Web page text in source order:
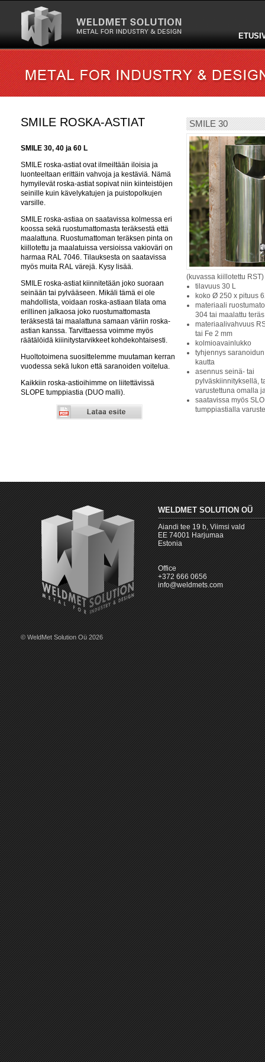
SMILE ROSKA-ASTIAT
SMILE 30, 40 ja 60 L
SMILE roska-astiat ovat ilmeiltään iloisia ja
luonteeltaan erittäin vahvoja ja kestäviä. Nämä
hymyilevät roska-astiat sopivat niin kiinteistöjen
seinille kuin kävelykatujen ja puistopolkujen
varsille.
SMILE roska-astiaa on saatavissa kolmessa eri
koossa sekä ruostumattomasta teräksestä että
maalattuna. Ruostumattoman teräksen pinta on
kiillotettu ja maalatuissa versioissa vakioväri on
harmaa RAL 7046. Tilauksesta on saatavissa
myös muita RAL värejä. Kysy lisää.
SMILE roska-astiat kiinnitetään joko suoraan
seinään tai pylvääseen. Mikäli tämä ei ole
mahdollista, voidaan roska-astiaan tilata oma
erillinen jalkaosa joko ruostumattomasta
teräksestä tai maalattuna samaan väriin roska-
astian kanssa. Tarvittaessa voimme myös
räätälöidä kiiinitystarvikkeet kohdekohtaisesti.
Huoltotoimena suosittelemme muutaman kerran
vuodessa sekä lukon että saranoiden voitelua.
Kaikkiin roska-astioihimme on liitettävissä
SLOPE tumppiastia (DUO malli).
SMILE 30
(kuvassa kiillotettu RST)
tilavuus 30 L
koko Ø 250 x pituus
materiaali
304 tai maalattu teräs
materiaalivahvuus
tai Fe 2 mm
kolmioavainlukko
tyhjennys
kautta
asennus seinä- tai
pylväskiinnityksellä,
varustettuna omalla
saatavissa myös
tumppiastialla
WELDMET SOLUTION OÜ
Aiandi tee 19 b, Viimsi vald
EE 74001 Harjumaa
Estonia
Office
+372 666 0656
info@weldmets.com
© WeldMet Solution Oü 2026